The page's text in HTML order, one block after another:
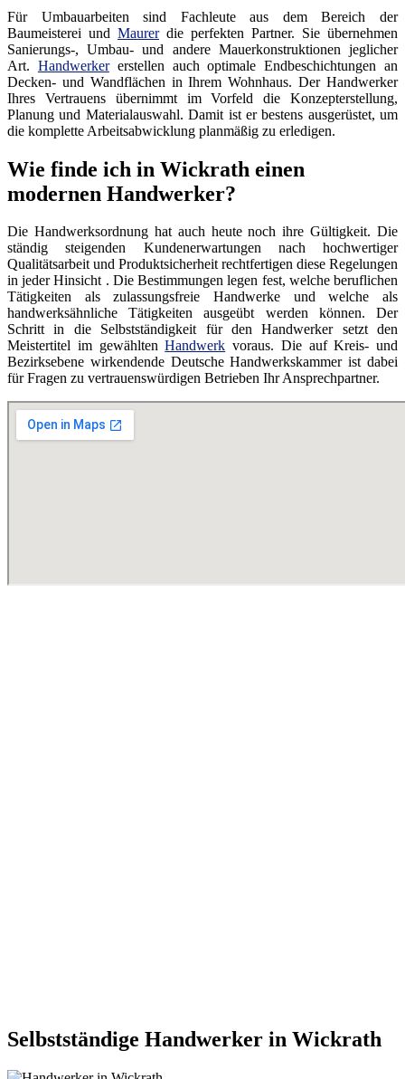
Für Umbauarbeiten sind Fachleute aus dem Bereich der
Baumeisterei und Maurerdie perfekten Partner. Sie übernehmen
Sanierungs-, Umbau- und andere Mauerkonstruktionen jeglicher
Art. Handwerkererstellen auch optimale Endbeschichtungen an
Decken- und Wandflächen in Ihrem Wohnhaus. Der Handwerker
Ihres Vertrauens übernimmt im Vorfeld die Konzepterstellung,
Planung und Materialauswahl. Damit ist er bestens ausgerüstet, um
die komplette Arbeitsabwicklung planmäßig zu erledigen.
Wie finde ich in Wickrath einen
modernen Handwerker?
Die Handwerksordnung hat auch heute noch ihre Gültigkeit. Die
ständig steigenden Kundenerwartungen nach hochwertiger
Qualitätsarbeit und Produktsicherheit rechtfertigen diese Regelungen
in jeder Hinsicht . Die Bestimmungen legen fest, welche beruflichen
Tätigkeiten als zulassungsfreie Handwerke und welche als
handwerksähnliche Tätigkeiten ausgeübt werden können. Der
Schritt in die Selbstständigkeit für den Handwerker setzt den
Meistertitel im gewähltenHandwerk voraus. Die auf Kreis- und
Bezirksebene wirkendende Deutsche Handwerkskammer ist dabei
für Fragen zu vertrauenswürdigen Betrieben Ihr Ansprechpartner.
Selbstständige Handwerker in Wickrath